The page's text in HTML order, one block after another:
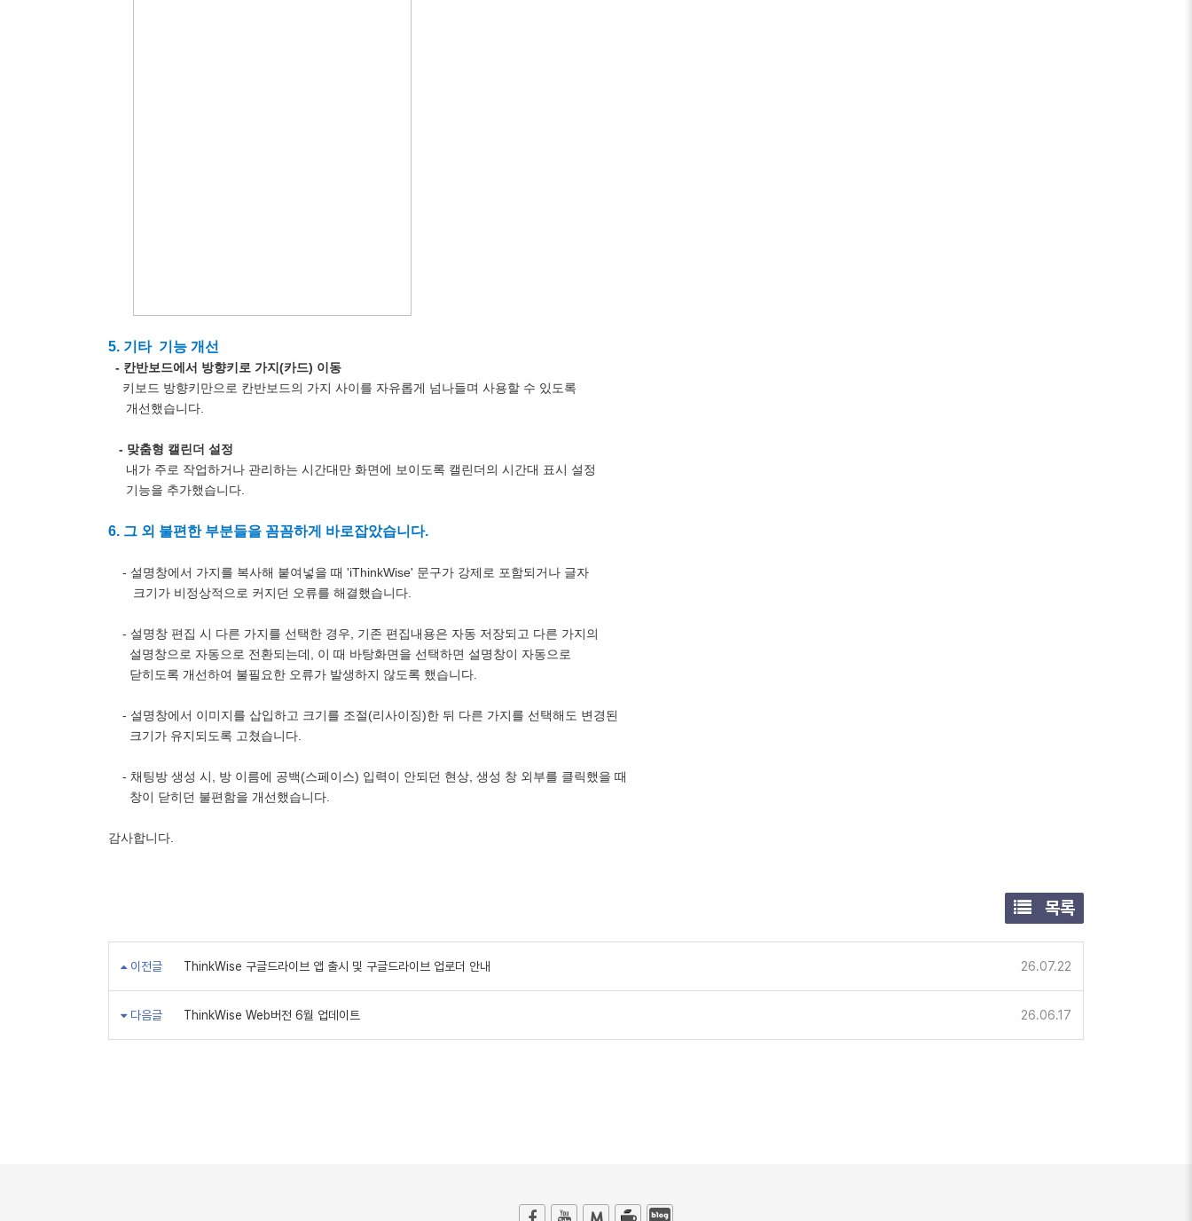
5. 기타 기능 개선
- 칸반보드에서 방향키로 가지(카드) 이동
키보드 방향키만으로 칸반보드의 가지 사이를 자유롭게 넘나들며 사용할 수 있도록
개선했습니다.
- 맞춤형 캘린더 설정
내가 주로 작업하거나 관리하는 시간대만 화면에 보이도록 캘린더의 시간대 표시 설정
기능을 추가했습니다.
6. 그 외 불편한 부분들을 꼼꼼하게 바로잡았습니다.
- 설명창에서 가지를 복사해 붙여넣을 때 'iThinkWise' 문구가 강제로 포함되거나 글자
크기가 비정상적으로 커지던 오류를 해결했습니다.
- 설명창 편집 시 다른 가지를 선택한 경우, 기존 편집내용은 자동 저장되고 다른 가지의
설명창으로 자동으로 전환되는데, 이 때 바탕화면을 선택하면 설명창이 자동으로
닫히도록 개선하여 불필요한 오류가 발생하지 않도록 했습니다.
- 설명창에서 이미지를 삽입하고 크기를 조절(리사이징)한 뒤 다른 가지를 선택해도 변경된
크기가 유지되도록 고쳤습니다.
- 채팅방 생성 시, 방 이름에 공백(스페이스) 입력이 안되던 현상, 생성 창 외부를 클릭했을 때
창이 닫히던 불편함을 개선했습니다.
감사합니다.
목록
이전글 ThinkWise 구글드라이브 앱 출시 및 구글드라이브 업로더 안내 26.07.22
다음글 ThinkWise Web버전 6월 업데이트 26.06.17